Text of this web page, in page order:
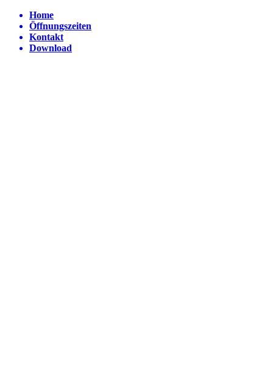
Home
Öffnungszeiten
Kontakt
Download